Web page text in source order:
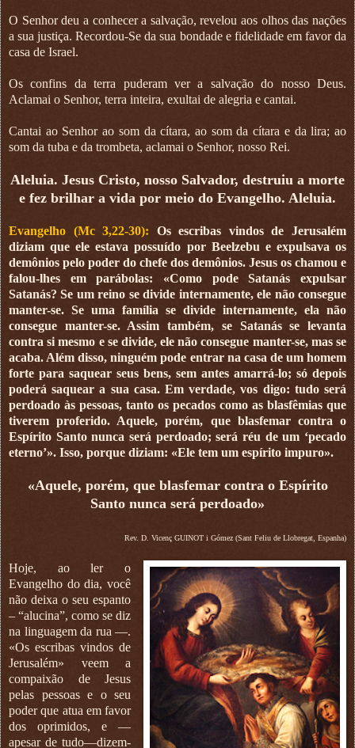
O Senhor deu a conhecer a salvação, revelou aos olhos das nações
a sua justiça. Recordou-Se da sua bondade e fidelidade em favor da
casa de Israel.
Os confins da terra puderam ver a salvação do nosso Deus.
Aclamai o Senhor, terra inteira, exultai de alegria e cantai.
Cantai ao Senhor ao som da cítara, ao som da cítara e da lira; ao
som da tuba e da trombeta, aclamai o Senhor, nosso Rei.
Aleluia. Jesus Cristo, nosso Salvador, destruiu a morte
e fez brilhar a vida por meio do Evangelho. Aleluia.
Evangelho (Mc 3,22-30): Os escribas vindos de Jerusalém
diziam que ele estava possuído por Beelzebu e expulsava os
demônios pelo poder do chefe dos demônios. Jesus os chamou e
falou-lhes em parábolas: «Como pode Satanás expulsar
Satanás? Se um reino se divide internamente, ele não consegue
manter-se. Se uma família se divide internamente, ela não
consegue manter-se. Assim também, se Satanás se levanta
contra si mesmo e se divide, ele não consegue manter-se, mas se
acaba. Além disso, ninguém pode entrar na casa de um homem
forte para saquear seus bens, sem antes amarrá-lo; só depois
poderá saquear a sua casa. Em verdade, vos digo: tudo será
perdoado às pessoas, tanto os pecados como as blasfêmias que
tiverem proferido. Aquele, porém, que blasfemar contra o
Espírito Santo nunca será perdoado; será réu de um ‘pecado
eterno’». Isso, porque diziam: «Ele tem um espírito impuro».
«Aquele, porém, que blasfemar contra o Espírito
Santo nunca será perdoado»
Rev. D. Vicenç GUINOT i Gómez (Sant Feliu de Llobregat, Espanha)
Hoje, ao ler o
Evangelho do dia, você
não deixa o seu espanto
– “alucina”, como se diz
na linguagem da rua —.
«Os escribas vindos de
Jerusalém» veem a
compaixão de Jesus
pelas pessoas e o seu
poder que atua em favor
dos oprimidos, e —
apesar de tudo—dizem-